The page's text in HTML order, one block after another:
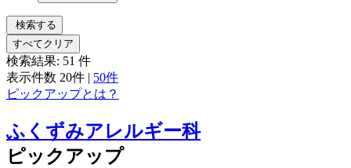
検索する
すべてクリア
検索結果: 51 件
表示件数 20件 | 50件
ピックアップとは？
ふくずみアレルギー科
ピックアップ